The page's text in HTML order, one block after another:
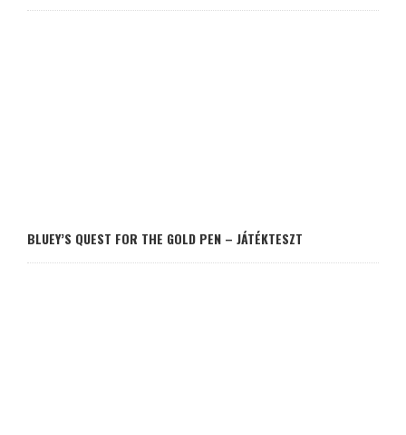
BLUEY’S QUEST FOR THE GOLD PEN – JÁTÉKTESZT